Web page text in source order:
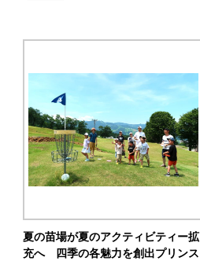
夏の苗場が夏のアクティビティー拡
充へ 四季の各魅力を創出プリンス